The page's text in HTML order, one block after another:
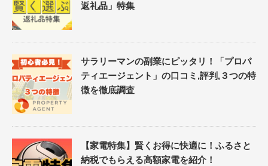
返礼品」特集
サラリーマンの副業にピッタリ！「プロパ
ティエージェント」の口コミ,評判,３つの特
徴を徹底調査
【家電特集】賢くお得に快適に！ふるさと
納税でもらえる高額家電を紹介！